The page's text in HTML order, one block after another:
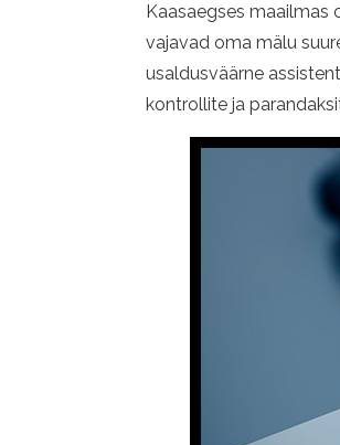
Kaasaegses maailmas
vajavad oma mälu
usaldusväärne
kontrollite ja